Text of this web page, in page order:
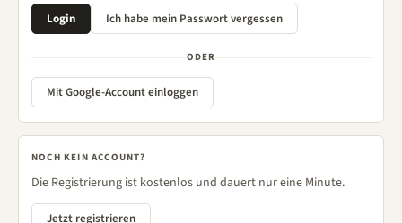
ODER
Mit Google-Account einloggen
NOCH KEIN ACCOUNT?
Die Registrierung ist kostenlos und dauert nur eine Minute.
Jetzt registrieren